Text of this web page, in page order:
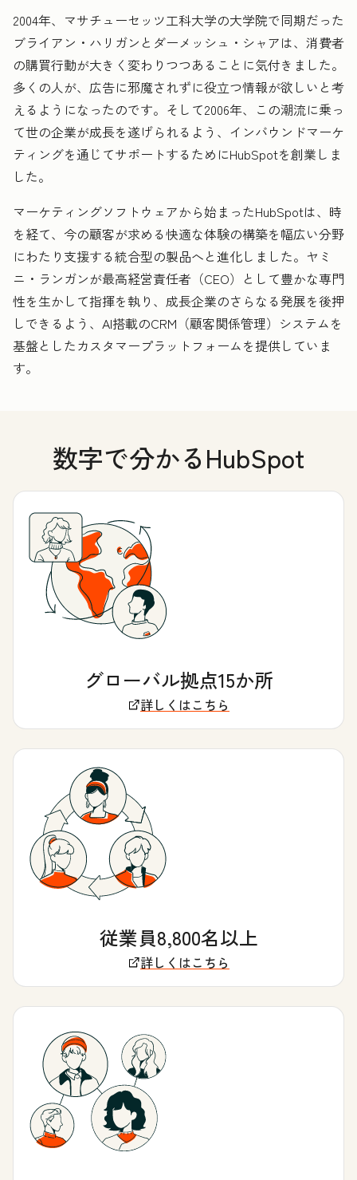
2004年、マサチューセッツ工科大学の大学院で同期だった
ブライアン・ハリガンとダーメッシュ・シャアは、消費者
の購買行動が大きく変わりつつあることに気付きました。
多くの人が、広告に邪魔されずに役立つ情報が欲しいと考
えるようになったのです。そして2006年、この潮流に乗っ
て世の企業が成長を遂げられるよう、インバウンドマーケ
ティングを通じてサポートするためにHubSpotを創業しま
した。
マーケティングソフトウェアから始まったHubSpotは、時
を経て、今の顧客が求める快適な体験の構築を幅広い分野
にわたり支援する統合型の製品へと進化しました。ヤミ
ニ・ランガンが最高経営責任者（CEO）として豊かな専門
性を生かして指揮を執り、成長企業のさらなる発展を後押
しできるよう、AI搭載のCRM（顧客関係管理）システムを
基盤としたカスタマープラットフォームを提供していま
す。
数字で分かるHubSpot
グローバル拠点15か所
詳しくはこちら
従業員8,800名以上
詳しくはこちら